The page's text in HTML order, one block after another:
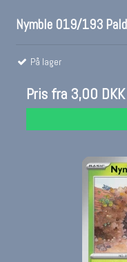
Nymble 019/193
På lager
Pris fra 3,00 DKK